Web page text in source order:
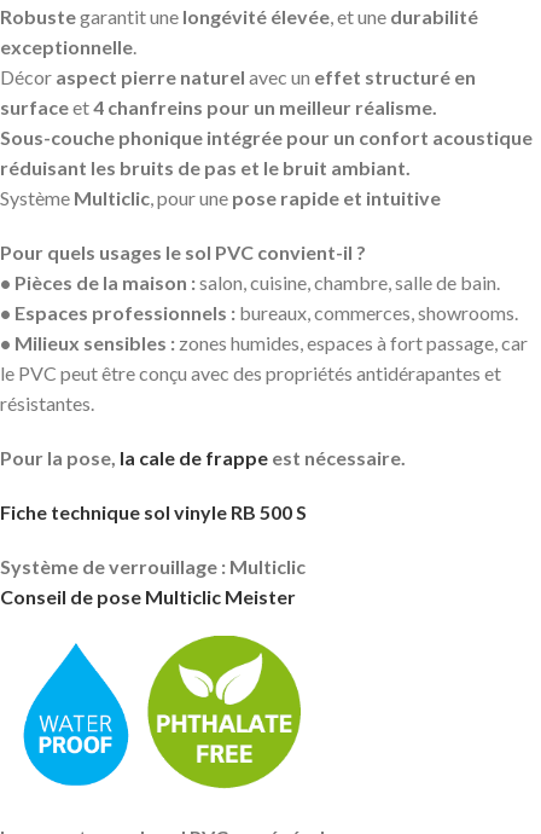
Robustegarantit une longévité élevée, et une durabilité
exceptionnelle.
Décor aspect pierre naturel avec un effet structuré en
surfaceet4 chanfreins pour un meilleur réalisme.
Sous-couche phonique intégrée pour un confort acoustique
réduisant les bruits de pas et le bruit ambiant.
Système Multiclic, pour une pose rapide et intuitive
Pour quels usages le sol PVC convient-il ?
• Pièces de la maison :salon, cuisine, chambre, salle de bain.
• Espaces professionnels : bureaux, commerces, showrooms.
• Milieux sensibles : zones humides, espaces à fort passage, car
le PVC peut être conçu avec des propriétés antidérapantes et
résistantes.
Pour la pose, la cale de frappe est nécessaire.
Fiche technique sol vinyle RB 500 S
Système de verrouillage : Multiclic
Conseil de pose Multiclic Meister